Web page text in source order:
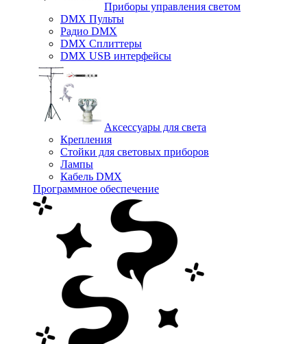
Приборы управления светом
DMX Пульты
Радио DMX
DMX Сплиттеры
DMX USB интерфейсы
Аксессуары для света
Крепления
Стойки для световых приборов
Лампы
Кабель DMX
Программное обеспечение